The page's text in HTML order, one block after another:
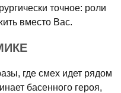
точное: роли
вместо Вас.
где смех идет рядом
басенного героя,